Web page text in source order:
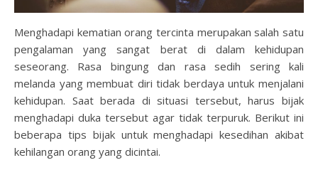
Menghadapi kematian orang tercinta merupakan salah satu
pengalaman yang sangat berat di dalam kehidupan
seseorang. Rasa bingung dan rasa sedih sering kali
melanda yang membuat diri tidak berdaya untuk menjalani
kehidupan. Saat berada di situasi tersebut, harus bijak
menghadapi duka tersebut agar tidak terpuruk. Berikut ini
beberapa tips bijak untuk menghadapi kesedihan akibat
kehilangan orang yang dicintai.